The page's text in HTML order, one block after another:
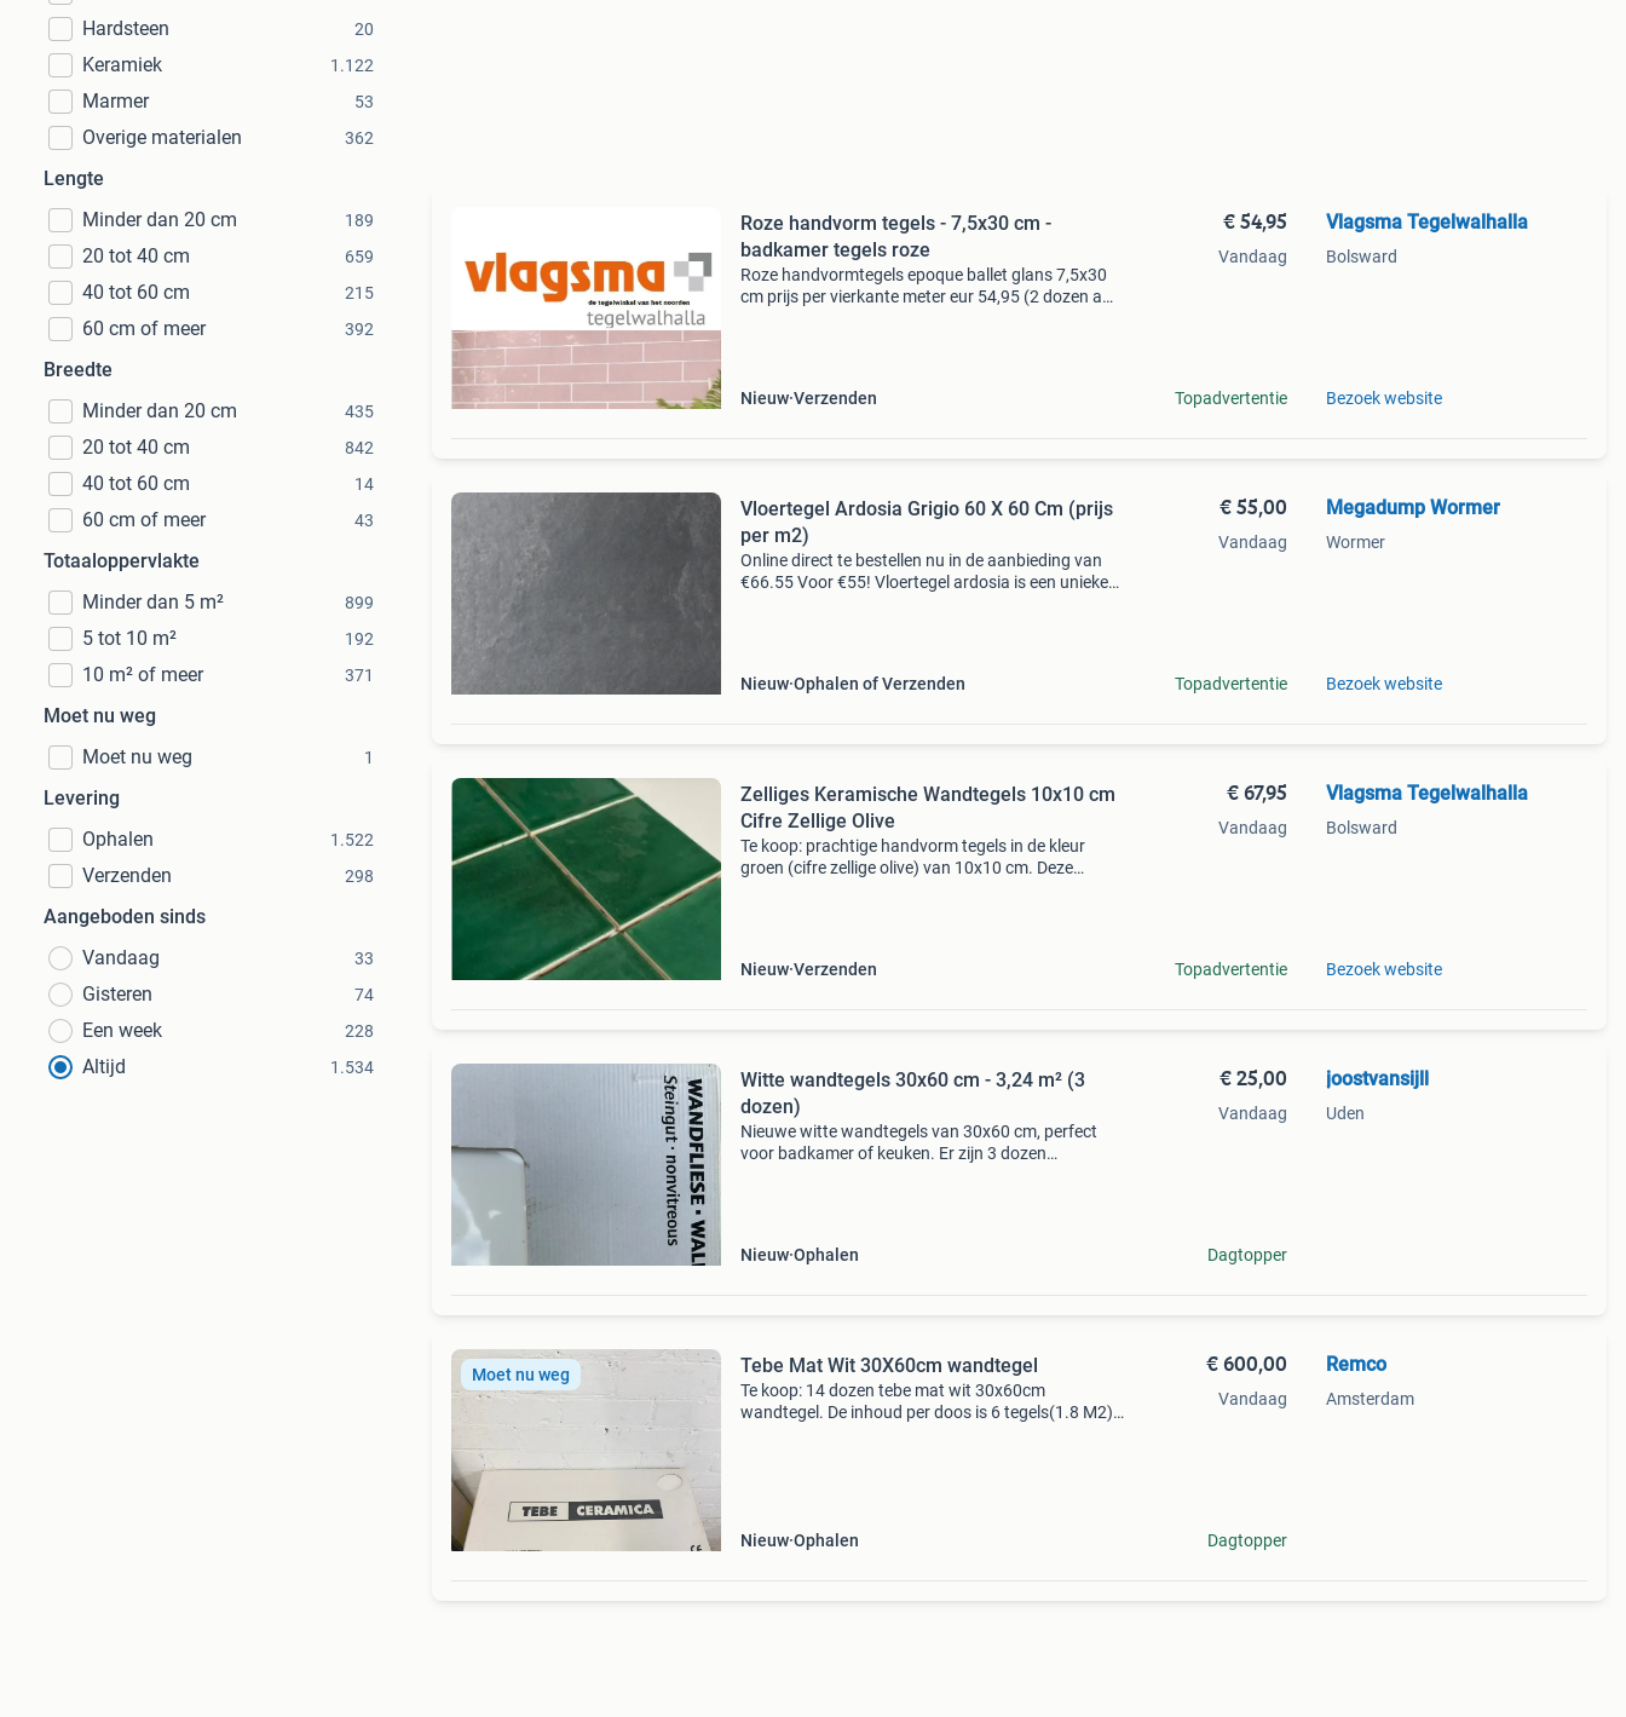
Hardsteen 20
Keramiek 1.122
Marmer 53
Overige materialen 362
Lengte
Minder dan 20 cm
189
20 tot 40 cm 659
40 tot 60 cm 215
60 cm of meer 392
Breedte
Minder dan 20 cm
435
20 tot 40 cm 842
40 tot 60 cm 14
60 cm of meer 43
Totaaloppervlakte
Minder dan 5 m²
899
5 tot 10 m² 192
10 m² of meer 371
Moet nu weg
Moet nu weg
1
Levering
Ophalen
1.522
Verzenden 298
Aangeboden sinds
Vandaag
33
Gisteren 74
Een week 228
Altijd 1.534
Roze handvorm tegels - 7,5x30 cm -
badkamer tegels roze
Roze handvormtegels epoque ballet glans 7,5x30
cm prijs per vierkante meter eur 54,95 (2 dozen a
Nieuw Verzenden
€ 54,95
Vandaag
Topadvertentie
Vlagsma Tegelwalhalla
Bolsward
Bezoek website
Vloertegel Ardosia Grigio 60 X 60 Cm (prijs
per m2)
Online direct te bestellen nu in de aanbieding van
€66.55 Voor €55! Vloertegel ardosia is een unieke
Nieuw Ophalen of Verzenden
€ 55,00
Vandaag
Topadvertentie
Megadump Wormer
Wormer
Bezoek website
Zelliges Keramische Wandtegels 10x10 cm
Cifre Zellige Olive
Te koop: prachtige handvorm tegels in de kleur
groen (cifre zellige olive) van 10x10 cm. Deze
Nieuw Verzenden
€ 67,95
Vandaag
Topadvertentie
Vlagsma Tegelwalhalla
Bolsward
Bezoek website
Witte wandtegels 30x60 cm - 3,24 m² (3
dozen)
Nieuwe witte wandtegels van 30x60 cm, perfect
voor badkamer of keuken. Er zijn 3 dozen
Nieuw Ophalen
€ 25,00
Vandaag
Dagtopper
joostvansijll
Uden
Moet nu weg Tebe Mat Wit 30X60cm wandtegel
Te koop: 14 dozen tebe mat wit 30x60cm
wandtegel. De inhoud per doos is 6 tegels(1.8 M2).
Nieuw Ophalen
€ 600,00
Vandaag
Dagtopper
Remco
Amsterdam